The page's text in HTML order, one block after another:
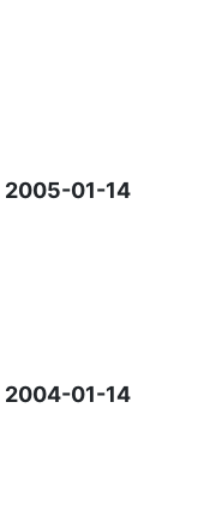
2005-01-14
2004-01-14